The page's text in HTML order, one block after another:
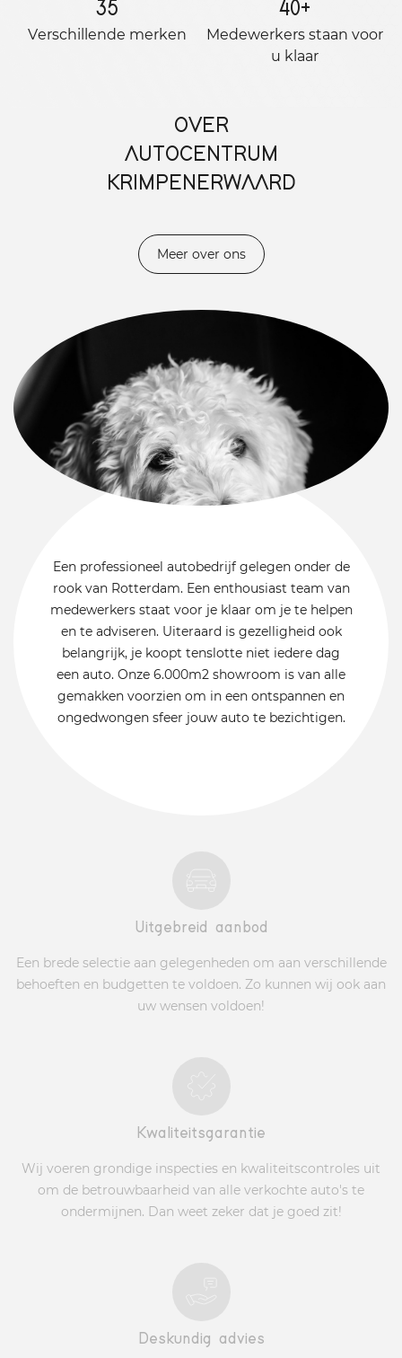
35
Verschillende merken
40+
Medewerkers staan ​​voor
u klaar
OVER
AUTOCENTRUM
KRIMPENERWAARD
Meer over ons
Een professioneel autobedrijf gelegen onder de
rook van Rotterdam. Een enthousiast team van
medewerkers staat voor je klaar om je te helpen
en te adviseren. Uiteraard is gezelligheid ook
belangrijk, je koopt tenslotte niet iedere dag
een auto. Onze 6.000m2 showroom is van alle
gemakken voorzien om in een ontspannen en
ongedwongen sfeer jouw auto te bezichtigen.
Uitgebreid aanbod
Een brede selectie aan gelegenheden om aan verschillende
behoeften en budgetten te voldoen. Zo kunnen wij ook aan
uw wensen voldoen!
Kwaliteitsgarantie
Wij voeren grondige inspecties en kwaliteitscontroles uit
om de betrouwbaarheid van alle verkochte auto's te
ondermijnen. Dan weet zeker dat je goed zit!
Deskundig advies